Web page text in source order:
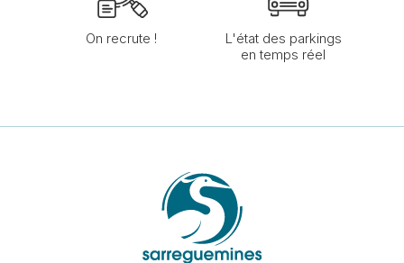
On recrute !
L'état des parkings
en temps réel